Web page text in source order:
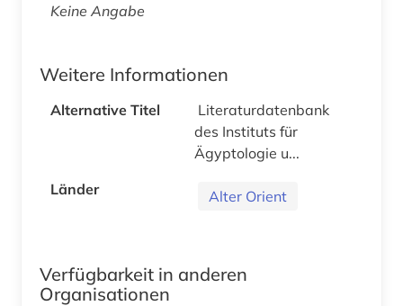
Keine Angabe
Weitere Informationen
Alternative Titel
Literaturdatenbank
des Instituts für
Ägyptologie u...
Länder
Alter Orient
Verfügbarkeit in anderen
Organisationen